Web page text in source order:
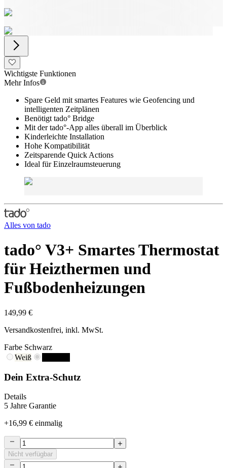
Wichtigste Funktionen
Mehr Infos
Spare Geld mit smartes Features wie Geofencing und
intelligenten Zeitplänen
Benötigt tado° Bridge
Mit der tado°-App alles überall im Überblick
Kinderleichte Installation
Hohe Kompatibilität
Zeitsparende Quick Actions
Ideal für Einzelraumsteuerung
Alles von tado
tado° V3+ Smartes Thermostat
für Heizthermen und
Fußbodenheizungen
149,99 €
Versandkostenfrei, inkl. MwSt.
Farbe Schwarz
Weiß
Dein Extra-Schutz
Details
5 Jahre Garantie
+16,99 € einmalig
Nicht verfügbar